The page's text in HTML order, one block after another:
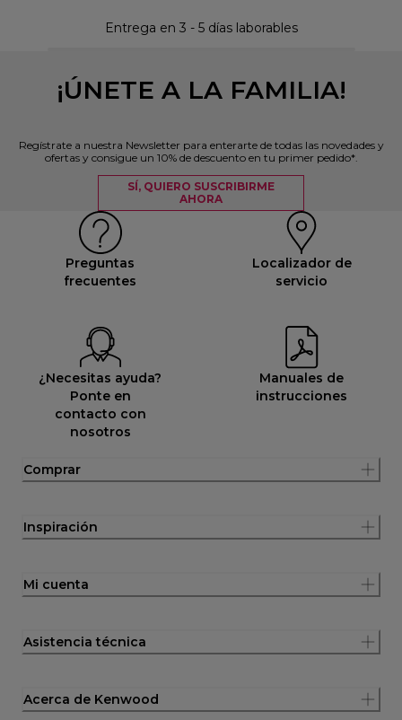
Entrega en 3 - 5 días laborables
¡ÚNETE A LA FAMILIA!
Regístrate a nuestra Newsletter para enterarte de todas las novedades y
ofertas y consigue un 10% de descuento en tu primer pedido*.
SÍ, QUIERO SUSCRIBIRME
AHORA
Preguntas
frecuentes
Localizador de
servicio
¿Necesitas ayuda?
Ponte en
contacto con
nosotros
Manuales de
instrucciones
Comprar
Inspiración
Mi cuenta
Asistencia técnica
Acerca de Kenwood